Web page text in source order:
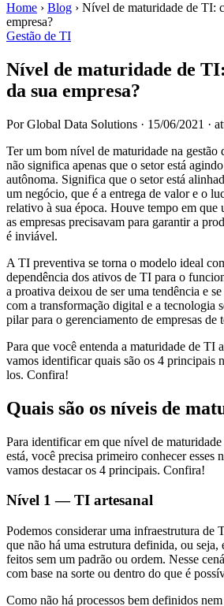
Home › Blog › Nível de maturidade de TI:
empresa?
Gestão de TI
Nível de maturidade de
da sua empresa?
Por Global Data Solutions · 15/06/2021 ·
Ter um bom nível de maturidade na gestão
não significa apenas que o setor está
autônoma. Significa que o setor está
um negócio, que é a entrega de valor e o
relativo à sua época. Houve tempo em que
as empresas precisavam para garantir a
é inviável.
A TI preventiva se torna o modelo ideal
dependência dos ativos de TI para o
a proativa deixou de ser uma tendência e
com a transformação digital e a tecnologia
pilar para o gerenciamento de empresas de
Para que você entenda a maturidade de TI
vamos identificar quais são os 4 principais
los. Confira!
Quais são os níveis de
Para identificar em que nível de
está, você precisa primeiro conhecer esses
vamos destacar os 4 principais. Confira!
Nível 1 — TI artesanal
Podemos considerar uma infraestrutura de
que não há uma estrutura definida, ou seja,
feitos sem um padrão ou ordem. Nesse
com base na sorte ou dentro do que é
Como não há processos bem definidos